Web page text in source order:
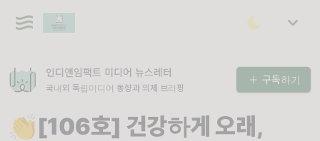
인디앤임팩트 미디어 뉴스레터
국내외 독립미디어 동향과 의제 브리핑
구독하기
👏[106호] 건강하게 오래,